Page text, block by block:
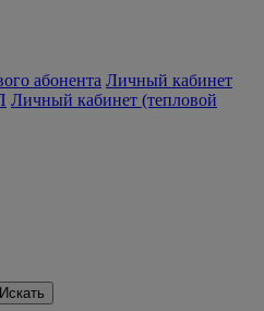
абонента Личный кабинет
Личный кабинет (тепловой